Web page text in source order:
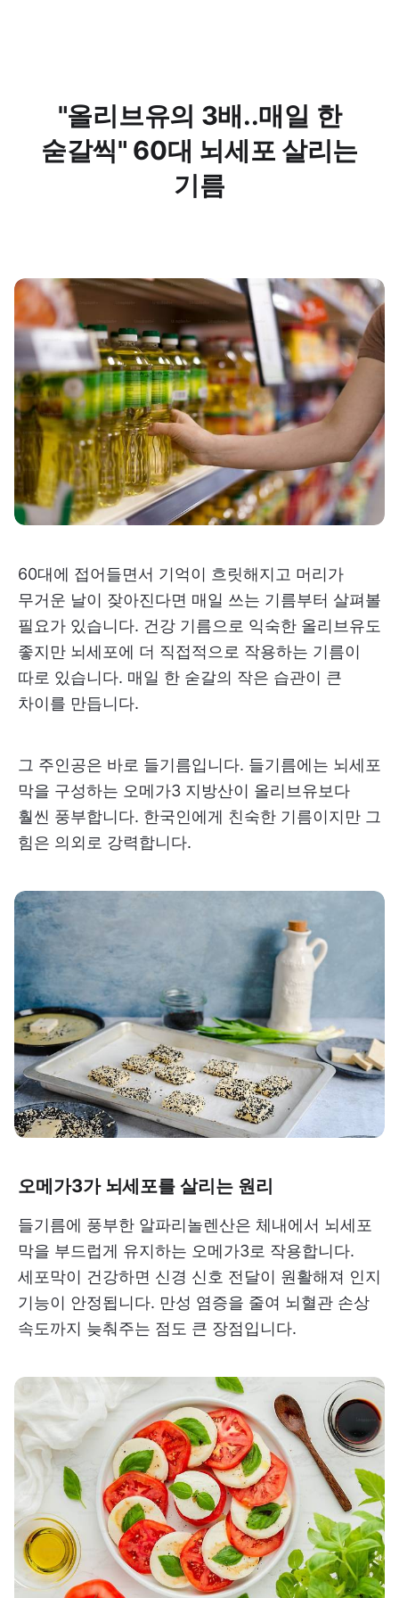
"올리브유의 3배..매일 한
숟갈씩" 60대 뇌세포 살리는
기름
60대에 접어들면서 기억이 흐릿해지고 머리가
무거운 날이 잦아진다면 매일 쓰는 기름부터 살펴볼
필요가 있습니다. 건강 기름으로 익숙한 올리브유도
좋지만 뇌세포에 더 직접적으로 작용하는 기름이
따로 있습니다. 매일 한 숟갈의 작은 습관이 큰
차이를 만듭니다.
그 주인공은 바로 들기름입니다. 들기름에는 뇌세포
막을 구성하는 오메가3 지방산이 올리브유보다
훨씬 풍부합니다. 한국인에게 친숙한 기름이지만 그
힘은 의외로 강력합니다.
오메가3가 뇌세포를 살리는 원리
들기름에 풍부한 알파리놀렌산은 체내에서 뇌세포
막을 부드럽게 유지하는 오메가3로 작용합니다.
세포막이 건강하면 신경 신호 전달이 원활해져 인지
기능이 안정됩니다. 만성 염증을 줄여 뇌혈관 손상
속도까지 늦춰주는 점도 큰 장점입니다.